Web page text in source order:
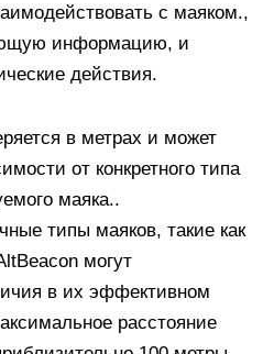
с маяком.,
информацию, и
действия.
в метрах и может
от конкретного типа
маяка..
типы маяков, такие как
могут
в их эффективном
расстояние